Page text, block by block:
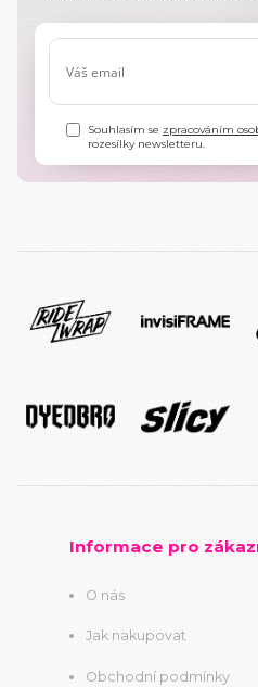
Souhlasím se zpracováním
rozesílky newsletteru.
Informace pro
O nás
Jak nakupovat
Obchodní podmínky